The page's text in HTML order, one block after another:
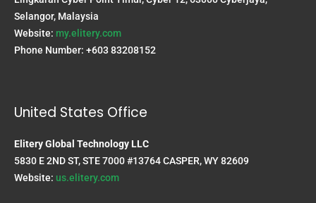
Selangor, Malaysia
Website: my.elitery.com
Phone Number: +603 83208152
United States Office
Elitery Global Technology LLC
5830 E 2ND ST, STE 7000 #13764 CASPER, WY 82609
Website: us.elitery.com